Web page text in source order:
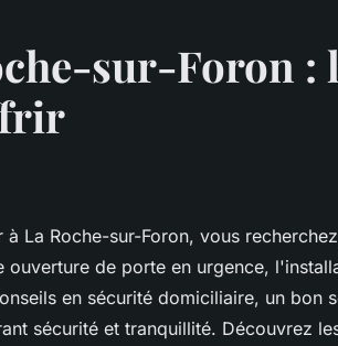
sur-Foron :
La Roche-sur-Foron, vous
ouverture de porte en urgence,
en sécurité domiciliaire, un bon
sécurité et tranquillité. Découvrez